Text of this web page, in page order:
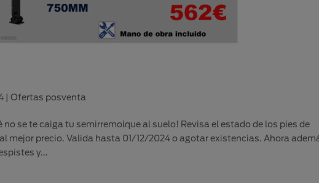
| Ofertas posventa
se te caiga tu semirremolque al suelo! Revisa el estado de los pies de
mejor precio. Valida hasta 01/12/2024 o agotar existencias. Ahora
y...